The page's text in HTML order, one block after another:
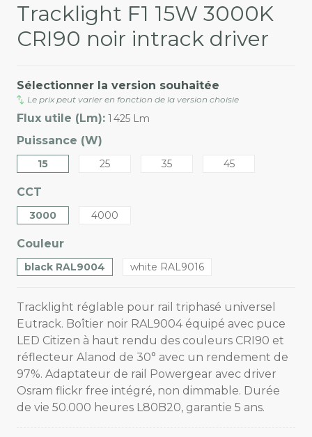
Tracklight F1 15W 3000K
CRI90 noir intrack driver
Sélectionner la version souhaitée
Le prix peut varier en fonction de la version choisie
Flux utile (Lm): 1 425 Lm
Puissance (W)
15 25 35 45
CCT
3000 4000
Couleur
black RAL9004 white RAL9016
Tracklight réglable pour rail triphasé universel
Eutrack. Boîtier noir RAL9004 équipé avec puce
LED Citizen à haut rendu des couleurs CRI90 et
réflecteur Alanod de 30° avec un rendement de
97%. Adaptateur de rail Powergear avec driver
Osram flickr free intégré, non dimmable. Durée
de vie 50.000 heures L80B20, garantie 5 ans.